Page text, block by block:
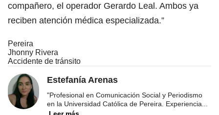
compañero, el operador Gerardo Leal. Ambos ya
reciben atención médica especializada.”
Pereira
Jhonny Rivera
Accidente de tránsito
Estefanía Arenas
"Profesional en Comunicación Social y Periodismo
en la Universidad Católica de Pereira. Experiencia